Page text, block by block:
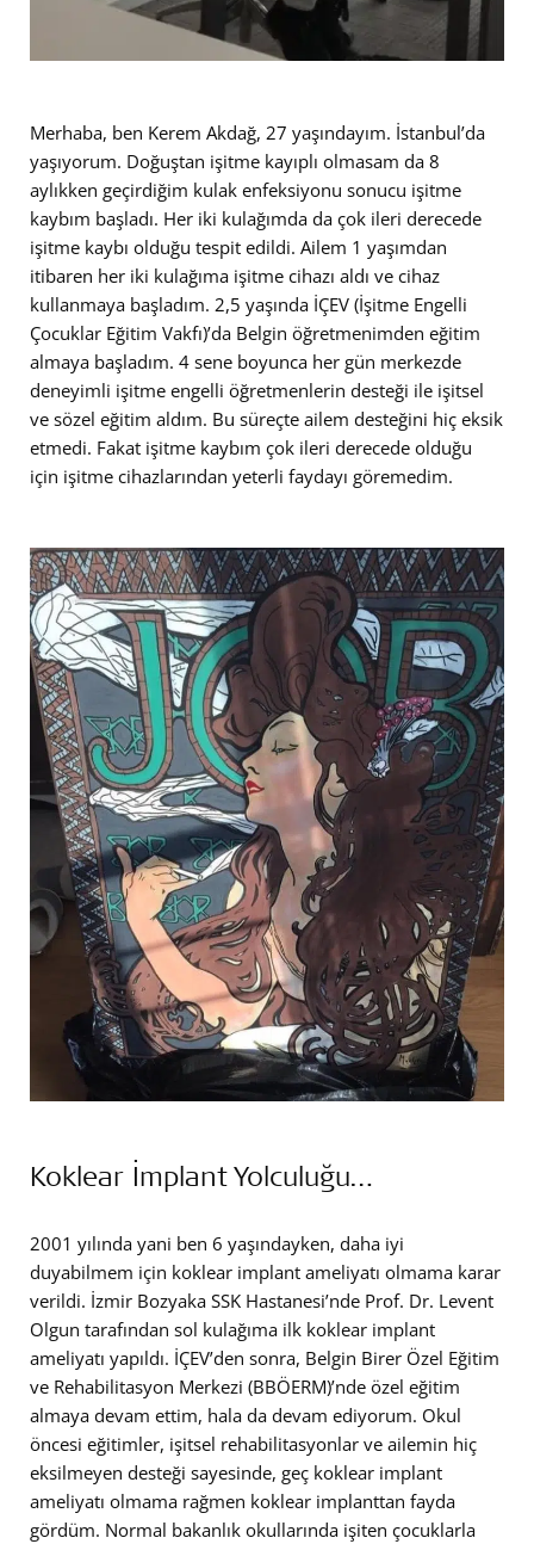
Merhaba, ben Kerem Akdağ, 27 yaşındayım. İstanbul’da
yaşıyorum. Doğuştan işitme kayıplı olmasam da 8
aylıkken geçirdiğim kulak enfeksiyonu sonucu işitme
kaybım başladı. Her iki kulağımda da çok ileri derecede
işitme kaybı olduğu tespit edildi. Ailem 1 yaşımdan
itibaren her iki kulağıma işitme cihazı aldı ve cihaz
kullanmaya başladım. 2,5 yaşında İÇEV (İşitme Engelli
Çocuklar Eğitim Vakfı)’da Belgin öğretmenimden eğitim
almaya başladım. 4 sene boyunca her gün merkezde
deneyimli işitme engelli öğretmenlerin desteği ile işitsel
ve sözel eğitim aldım. Bu süreçte ailem desteğini hiç eksik
etmedi. Fakat işitme kaybım çok ileri derecede olduğu
için işitme cihazlarından yeterli faydayı göremedim.
Koklear İmplant Yolculuğu…
2001 yılında yani ben 6 yaşındayken, daha iyi
duyabilmem için koklear implant ameliyatı olmama karar
verildi. İzmir Bozyaka SSK Hastanesi’nde Prof. Dr. Levent
Olgun tarafından sol kulağıma ilk koklear implant
ameliyatı yapıldı. İÇEV’den sonra, Belgin Birer Özel Eğitim
ve Rehabilitasyon Merkezi (BBÖERM)’nde özel eğitim
almaya devam ettim, hala da devam ediyorum. Okul
öncesi eğitimler, işitsel rehabilitasyonlar ve ailemin hiç
eksilmeyen desteği sayesinde, geç koklear implant
ameliyatı olmama rağmen koklear implanttan fayda
gördüm. Normal bakanlık okullarında işiten çocuklarla